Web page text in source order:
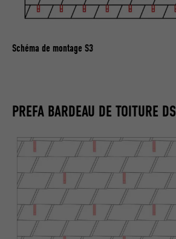
Schéma de montage S3
PREFA BARDEAU DE TOITURE